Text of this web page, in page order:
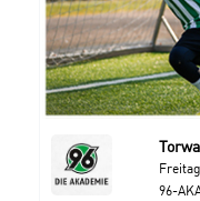
96-